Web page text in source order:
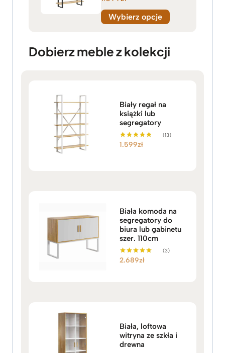
Wybierz opcje
Dobierz meble z kolekcji
Biały regał na
książki lub
segregatory
Oceniono
(13)
1.599zł
Biała komoda na
segregatory do
biura lub gabinetu
szer. 110cm
Oceniono
(3)
2.689zł
Biała, loftowa
witryna ze szkła i
drewna